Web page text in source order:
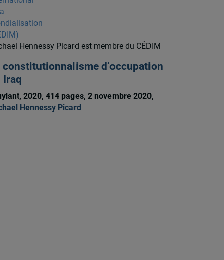
Hennessy Picard est membre du CÉDIM
constitutionnalisme d’occupation
Iraq
2020, 414 pages, 2 novembre 2020,
Hennessy Picard